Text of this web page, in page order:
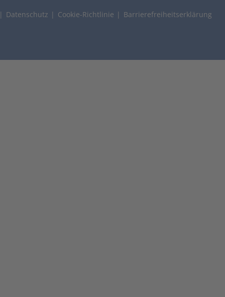
Datenschutz Cookie-Richtlinie Barrierefreiheitserklärung